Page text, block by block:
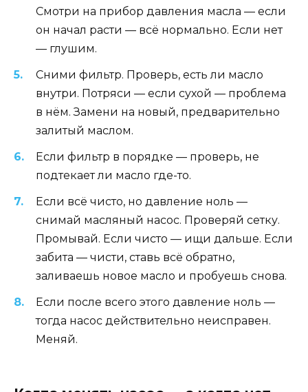
Смотри на прибор давления масла — если
он начал расти — всё нормально. Если нет
— глушим.
Сними фильтр. Проверь, есть ли масло
внутри. Потряси — если сухой — проблема
в нём. Замени на новый, предварительно
залитый маслом.
Если фильтр в порядке — проверь, не
подтекает ли масло где-то.
Если всё чисто, но давление ноль —
снимай масляный насос. Проверяй сетку.
Промывай. Если чисто — ищи дальше. Если
забита — чисти, ставь всё обратно,
заливаешь новое масло и пробуешь снова.
Если после всего этого давление ноль —
тогда насос действительно неисправен.
Меняй.